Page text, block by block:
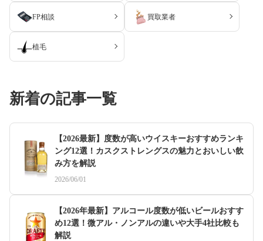
●気にする必要がなかったこと
実際に家のテレビ台にテレビを置くまで、今の台で支え切れるの
かわかりませんでしたが、逆に今までのテレビよりもスリムみた
いで、問題ありませんでした。
HDDは外付けで、全番組録画のレコーダーだと10万円近くする
能も有効に使いたい人は注意が必要です。
FP相談 買取業者
植毛
新着の記事一覧
【2026最新】度数が高いウイスキーおすすめランキ
ング12選！カスクストレングスの魅力とおいしい飲
み方を解説
2026/06/01
【2026年最新】アルコール度数が低いビールおすす
め12選！微アル・ノンアルの違いや大手4社比較も
解説